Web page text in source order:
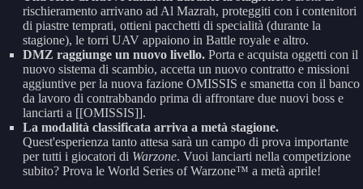
rischieramento arrivano ad Al Mazrah, proteggiti con i contenitori
di piastre temprati, ottieni pacchetti di specialità (durante la
stagione), le torri UAV appaiono in Battle royale e altro.
DMZ raggiunge un nuovo livello. Porta e acquista oggetti con il
nuovo sistema di scambio, accetta un nuovo contratto e missioni
aggiuntive per la nuova fazione OMISSIS e smanetta con il banco
da lavoro di contrabbando prima di affrontare due nuovi boss e
lanciarti a [[OMISSIS]].
La modalità classificata arriva a metà stagione.
Quest'esperienza tanto attesa sarà un campo di prova importante
per tutti i giocatori di Warzone. Vuoi lanciarti nella competizione
subito? Prova le World Series of Warzone™ a metà aprile!